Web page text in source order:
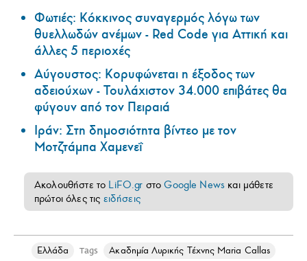
Φωτιές: Κόκκινος συναγερμός λόγω των
θυελλωδών ανέμων - Red Code για Αττική και
άλλες 5 περιοχές
Αύγουστος: Κορυφώνεται η έξοδος των
αδειούχων - Τουλάχιστον 34.000 επιβάτες θα
φύγουν από τον Πειραιά
Ιράν: Στη δημοσιότητα βίντεο με τον
Μοτζτάμπα Χαμενεΐ
Ακολουθήστε το LiFO.gr στοGoogle News και μάθετε
πρώτοι όλες τις ειδήσεις
Ελλάδα Tags
Ακαδημία Λυρικής Τέχνης Μaria Callas